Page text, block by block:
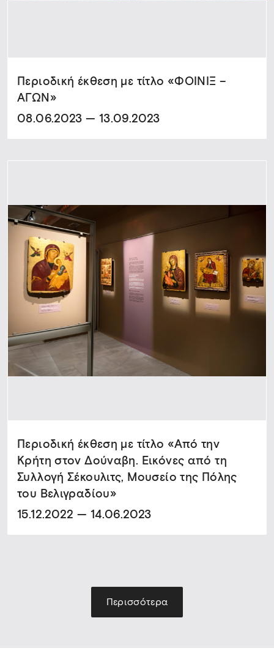
Περιοδική έκθεση με τίτλο «ΦΟΙΝΙΞ –
ΑΓΩΝ»
08.06.2023 — 13.09.2023
Περιοδική έκθεση με τίτλο «Από την
Κρήτη στον Δούναβη. Εικόνες από τη
Συλλογή Σέκουλιτς, Μουσείο της Πόλης
του Βελιγραδίου»
15.12.2022 — 14.06.2023
Περισσότερα